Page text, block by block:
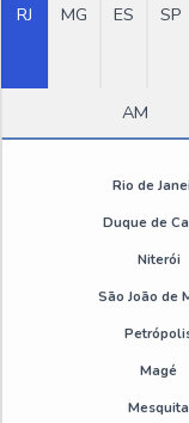
RJ MG ES SP
AM
Rio de
Duque de
Niterói
São João de
Magé
Mesquita